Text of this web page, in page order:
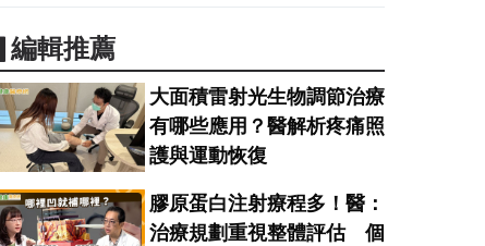
▋編輯推薦
大面積雷射光生物調節治療
有哪些應用？醫解析疼痛照
護與運動恢復
膠原蛋白注射療程多！醫：
治療規劃重視整體評估 個